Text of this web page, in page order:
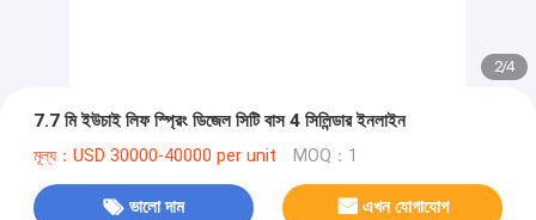
2/4
7.7 মি ইউচাই লিফ স্প্রিং ডিজেল সিটি বাস 4 সিলিন্ডার ইনলাইন
মূল্য：USD 30000-40000 per unit MOQ：1
ভালো দাম এখন যোগাযোগ